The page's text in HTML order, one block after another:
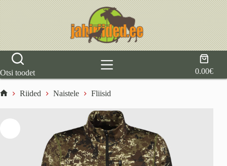
Skip
to
content
Otsi toodet
cart
0.00€
Riided Naistele Fliisid